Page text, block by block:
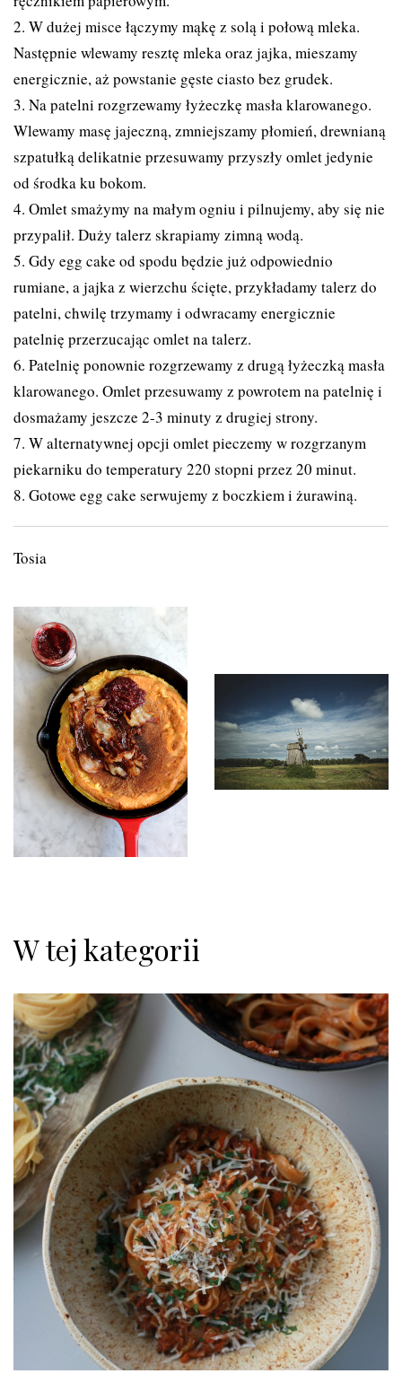
2. W dużej misce łączymy mąkę z solą i połową mleka.
Następnie wlewamy resztę mleka oraz jajka, mieszamy
energicznie, aż powstanie gęste ciasto bez grudek.
3. Na patelni rozgrzewamy łyżeczkę masła klarowanego.
Wlewamy masę jajeczną, zmniejszamy płomień, drewnianą
szpatułką delikatnie przesuwamy przyszły omlet jedynie
od środka ku bokom.
4. Omlet smażymy na małym ogniu i pilnujemy, aby się nie
przypalił. Duży talerz skrapiamy zimną wodą.
5. Gdy egg cake od spodu będzie już odpowiednio
rumiane, a jajka z wierzchu ścięte, przykładamy talerz do
patelni, chwilę trzymamy i odwracamy energicznie
patelnię przerzucając omlet na talerz.
6. Patelnię ponownie rozgrzewamy z drugą łyżeczką masła
klarowanego. Omlet przesuwamy z powrotem na patelnię i
dosmażamy jeszcze 2-3 minuty z drugiej strony.
7. W alternatywnej opcji omlet pieczemy w rozgrzanym
piekarniku do temperatury 220 stopni przez 20 minut.
8. Gotowe egg cake serwujemy z boczkiem i żurawiną.
Tosia
W tej kategorii